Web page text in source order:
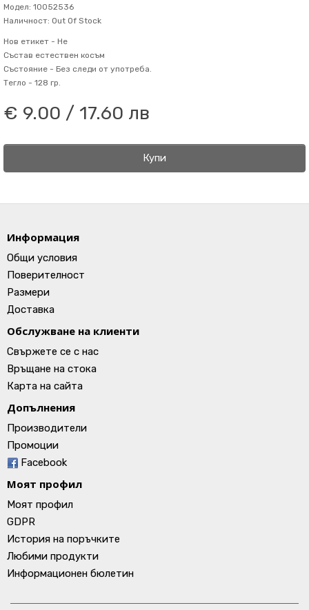
Модел: 10052536
Наличност: Out Of Stock
Нов етикет - Не
Състав естествен косъм
Състояние - Без следи от употреба.
Тегло - 128 гр.
€ 9.00 / 17.60 лв
Купи
Информация
Общи условия
Поверителност
Размери
Доставка
Обслужване на клиенти
Свържете се с нас
Връщане на стока
Карта на сайта
Допълнения
Производители
Промоции
Facebook
Моят профил
Моят профил
GDPR
История на поръчките
Любими продукти
Информационен бюлетин